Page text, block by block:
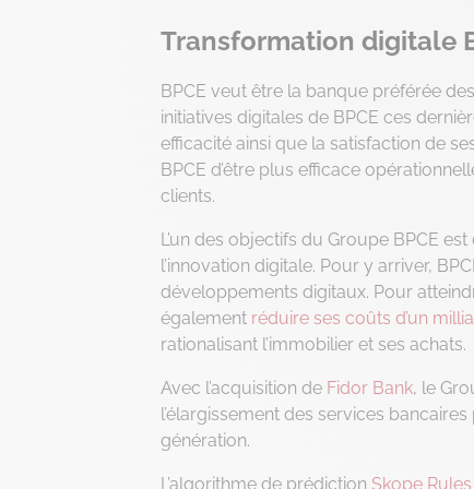
Transformation digitale
BPCE veut être la banque préférée
initiatives digitales de BPCE ces
efficacité ainsi que la satisfaction de
BPCE d’être plus efficace
clients.
L’un des objectifs du Groupe BPCE
l’innovation digitale. Pour y arriver,
développements digitaux. Pour
également réduire ses coûts d’un
rationalisant l’immobilier et ses achats.
Avec l’acquisition de Fidor Bank, le
l’élargissement des services
génération.
L’algorithme de prédiction Skope Rules